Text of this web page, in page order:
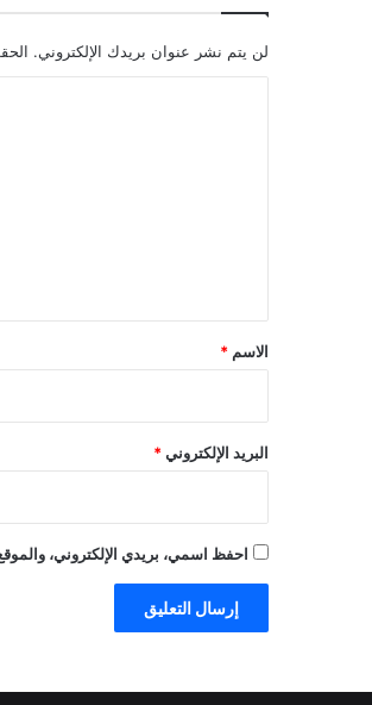
لن يتم نشر عنوان بريدك الإلكتروني.
*
الاسم *
البريد الإلكتروني *
احفظ اسمي، بريدي الإلكتروني،